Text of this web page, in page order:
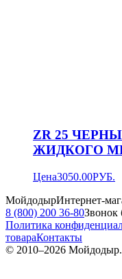
ZR 25
ЖИДКОГО
Цена3050.00РУБ.
МойдодырИнтернет-
8 (800) 200 36-80Звонок
Политика
товараКонтакты
© 2010–2026 Мойдодыр.